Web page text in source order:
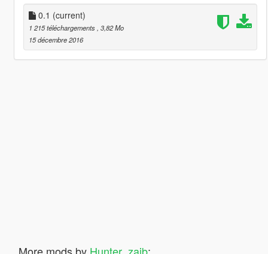
0.1 (current)
1 215 téléchargements , 3,82 Mo
15 décembre 2016
More mods by Hunter_zaib: